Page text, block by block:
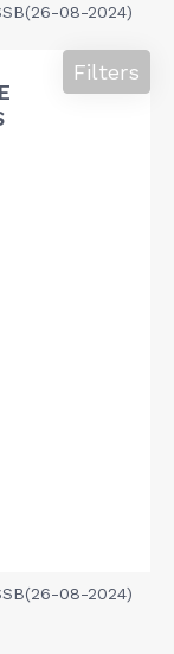
08-2024)
Filters
08-2024)